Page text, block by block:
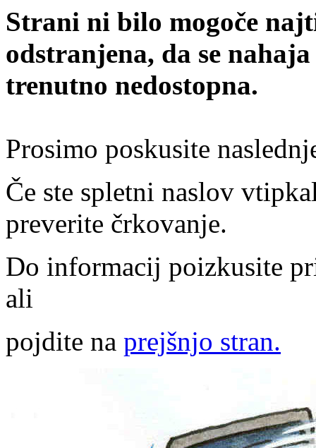
Strani ni bilo mogoče
odstranjena, da se
trenutno nedostopna.
Prosimo poskusite
Če ste spletni naslov
preverite črkovanje.
Do informacij poizkusite
ali
pojdite na prejšnjo stran.